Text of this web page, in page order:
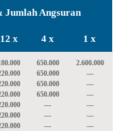
Jumlah Angsuran
12 x 4 x 1 x
650.000
650.000
650.000
650.000
—
—
—
2.600.000
—
—
—
—
—
—